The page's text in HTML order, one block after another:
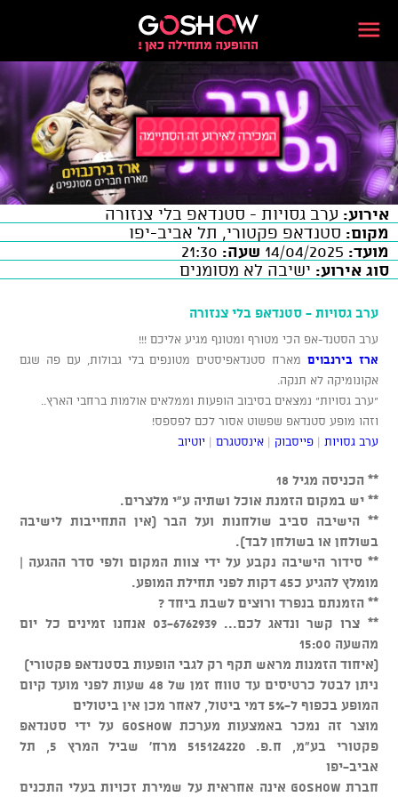
אירוע: ערב גסויות - סטנדאפ בלי צנזורה
מקום: סטנדאפ פקטורי, תל אביב-יפו
מועד:
שעה:
סוג אירוע: ישיבה לא מסומנים
ערב גסויות - סטנדאפ בלי צנזורה
ערב הסטנד-אפ הכי מטורף ומטונף מגיע אליכם !!!
ארז בירנבוים מארח סטנדאפיסטים מטונפים בלי גבולות, עם פה שגם
אקונומיקה לא תנקה.
"ערב גסויות" נמצאים בסיבוב הופעות וממלאים אולמות ברחבי הארץ..
וזהו מופע סטנדאפ שפשוט אסור לכם לפספס!
ערב גסויות |פייסבוק |אינסטגרם | יוטיוב
** הכניסה מגיל 18
** יש במקום הזמנת אוכל ושתיה ע"י מלצרים.
** הישיבה סביב שולחנות ועל הבר (אין התחייבות לישיבה
בשולחן או בשולחן לבד).
** סידור הישיבה נקבע על ידי צוות המקום ולפי סדר ההגעה |
מומלץ להגיע כ45 דקות לפני תחילת המופע.
** הזמנתם בנפרד ורוצים לשבת ביחד ?
** צרו קשר ונדאג לכם... 03-6762939 אנחנו זמינים כל יום
מהשעה 15:00
(איחוד הזמנות מראש תקף רק לגבי הופעות בסטנדאפ פקטורי)
ניתן לבטל כרטיסים עד טווח זמן של 48 שעות לפני מועד קיום
המופע בכפוף ל-5% דמי ביטול, לאחר מכן אין ביטולים
מוצר זה נמכר באמצעות מערכת GOSHOW על ידי סטנדאפ
פקטורי בע"מ, ח.פ. 515124220 מרח' שביל המרץ 5, תל
אביב-יפו
חברת GOSHOW אינה אחראית על שמירת זכויות בעלי התכנים